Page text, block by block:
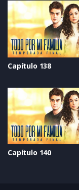
Capítulo 138
Capítulo 140